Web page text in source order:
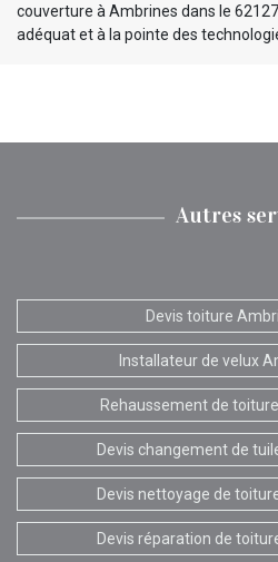
couverture à Ambrines dans le
adéquat et à la pointe des
Autres
Devis toiture
Installateur de velux
Rehaussement de
Devis changement de
Devis nettoyage de
Devis réparation de